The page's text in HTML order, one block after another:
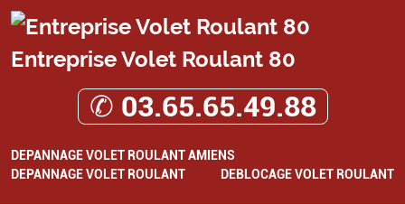
Entreprise Volet Roulant 80
✆ 03.65.65.49.88
DEPANNAGE VOLET ROULANT AMIENS
DEPANNAGE VOLET ROULANT
DEBLOCAGE VOLET ROULANT